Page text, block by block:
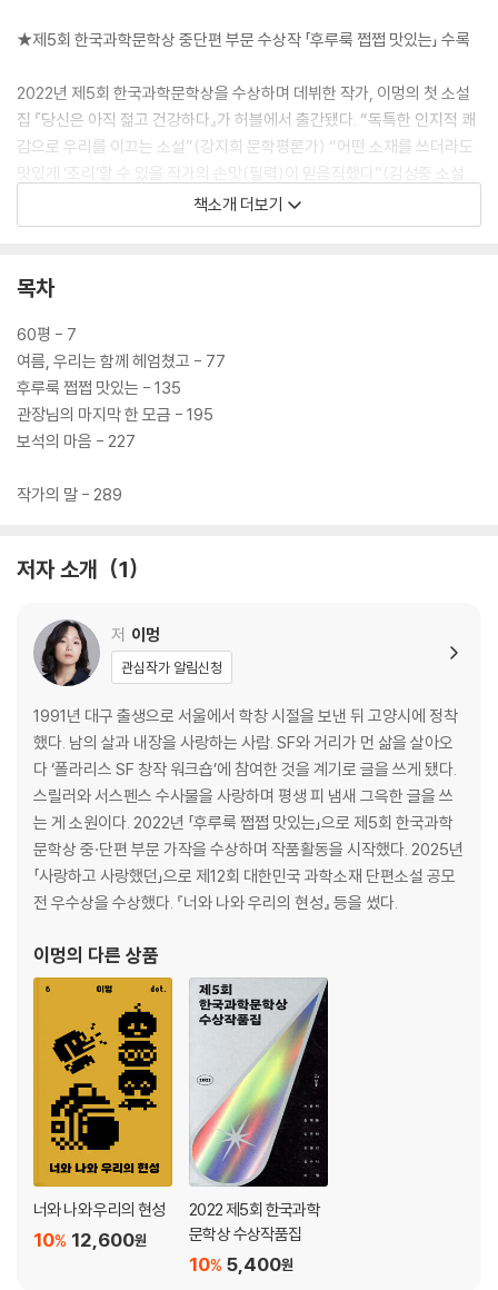
★제5회 한국과학문학상 중단편 부문 수상작 「후루룩 쩝쩝 맛있는」 수록
2022년 제5회 한국과학문학상을 수상하며 데뷔한 작가, 이멍의 첫 소설
집 『당신은 아직 젊고 건강하다』가 허블에서 출간됐다. “독특한 인지적 쾌
감으로 우리를 이끄는 소설”(강지희 문학평론가) “어떤 소재를 쓰더라도
맛있게 ‘조리’할 수 있을 작가의 손맛(필력)이 믿음직했다”(김성중 소설
가)라는 찬사를 받은 수상작 「후루룩 쩝쩝 맛있는」을 포함해 다섯 단편이
수록돼 있다. 이멍의 작품 속 인물들은 저마다 ‘나를 돌보는 일’에 굶주려
평한 현실과 사회적 제약 속에서 인간은 공생이라는 이유 아래 희생과 타
물들에게 기이한 해결책을 제안한다. 바로 다른 존재에게 기생하거나, 기
꺼이 기생당하는 방법이다.
건강을 대가로 인간의 존엄성을 반납하거나 천상의 맛을 위해 시신으로 음
식을 만드는 등, 등장인물들의 행동은 언뜻 비윤리적이고 이기적으로 비친
이 어째서 자신의 욕망에 집착할 수밖에 없는지를 바뀌지 않는 한국 사회
‘인지적 충격’을 마주한다. 그 충격의 끝에서 독자는 인물들을 평가하려고
도로 바라보게 될 것이다.
이멍이 ‘인지적 충격’을 만들어내는 방식은 독특하다. 그는 자칫 비위가 상
할 법한 그로테스크한 설정들을 빌려와 인물들의 지극히 소소하고 평범한
욕구와 충돌하게 한다. ‘1인분의 삶을 살고 싶은’ ‘건강해져서 달콤한 연애
를 하고 싶은’ ‘세상을 떠난 남편이 인생을 바친 대상을 통해 남편의 사랑을
느끼고 싶은’ ‘그리운 엄마의 과거를 알고 싶은’ 인물들의 보편적인 감정은
‘바지 사장만 되어주면 자신이 모든 일을 해주겠다는 워커홀릭 귀신’ ‘건강
한 인공 혈관을 줄 테니 기름진 몸속 혈관을 식재료로 쓰게 해달라는 외계
인’ ‘천상의 맛을 위해 자신의 몸으로 술을 빚어달라는 스승의 부탁’ 같은
비현실적 설정과 만나며 더는 보편적이지 않은 감정이 된다. 이멍의 비현
있다고 부채질한다. 그렇게 인물들의 소박한 바람은 ‘생각을 조금만 바꾸
면 이룰 수 있는’ 것이 된다. 착취하고 착취당하는 인간과 비인간 존재들 사
이의 구도가 뒤집힌다.
인간이 착취당하고 이용당하지만, 그 안에서 안식과 행복을 찾는다. 과감
한 인지적 뒤틀기의 충격을 받아 ‘정말 이렇게 계속해도 괜찮겠어?’라고 멈
칫거리는 독자를 두고 이멍은 ‘무엇이 문제입니까?’라고 묻는 듯 태연히 이
야기를 전개한다. 마치 특별한 일을 겪은 한 인간 삶의 다큐멘터리를 보여
주듯 펼쳐지는 작품 속 다섯 이야기를 통해 이멍은 인간의 욕망 중 온전히
무해한 것은 존재하지 않는다고 담담히 말하고 있다. 추천사를 쓴 소설가
조예은은 “작년과 올해에 읽은 이야기들 중 제일 재밌었다”라고 언급했으
며, 이 소설집을 두고 “설정과 플롯, 그리고 독특한 스타일이 최상의 비율
로 어우러진 진미”라고 추천사에 썼다.
책소개 더보기
목차
60평 - 7
여름, 우리는 함께 헤엄쳤고 - 77
후루룩 쩝쩝 맛있는 - 135
관장님의 마지막 한 모금 - 195
보석의 마음 - 227
작가의 말 - 289
저자 소개 1
저 이멍
관심작가 알림신청
1991년 대구 출생으로 서울에서 학창 시절을 보낸 뒤 고양시에 정착
했다. 남의 살과 내장을 사랑하는 사람. SF와 거리가 먼 삶을 살아오
다 ‘폴라리스 SF 창작 워크숍’에 참여한 것을 계기로 글을 쓰게 됐다.
스릴러와 서스펜스 수사물을 사랑하며 평생 피 냄새 그윽한 글을 쓰
는 게 소원이다. 2022년 「후루룩 쩝쩝 맛있는」으로 제5회 한국과학
문학상 중·단편 부문 가작을 수상하며 작품활동을 시작했다. 2025년
「사랑하고 사랑했던」으로 제12회 대한민국 과학소재 단편소설 공모
전 우수상을 수상했다. 『너와 나와 우리의 현성』 등을 썼다.
이멍의 다른 상품
너와 나와 우리의 현성
12,600원
10%
2022 제5회 한국과학
문학상 수상작품집
5,400원
10%